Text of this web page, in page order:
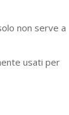
non serve a
usati per